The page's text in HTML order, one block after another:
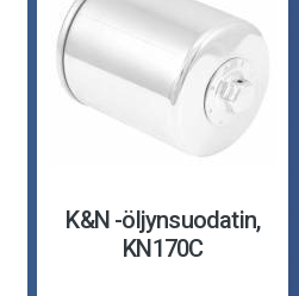
K&N -öljynsuodatin,
KN170C